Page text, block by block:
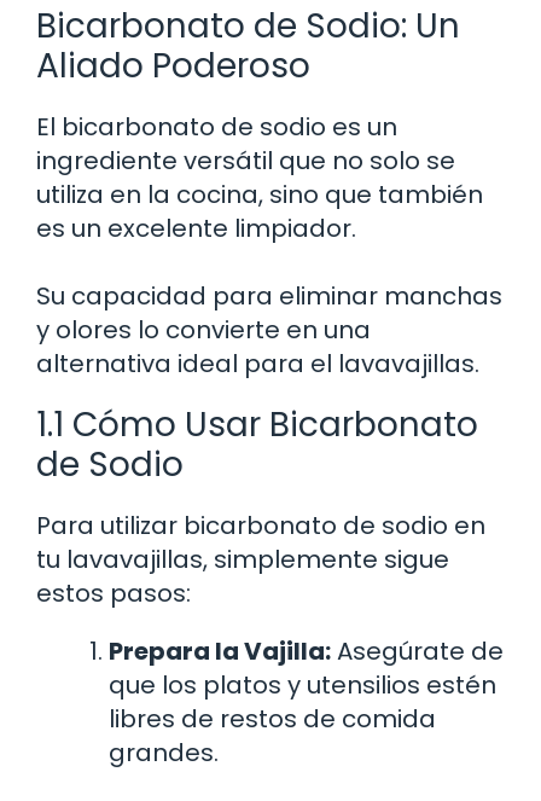
Bicarbonato de Sodio: Un
Aliado Poderoso
El bicarbonato de sodio es un
ingrediente versátil que no solo se
utiliza en la cocina, sino que también
es un excelente limpiador.
Su capacidad para eliminar manchas
y olores lo convierte en una
alternativa ideal para el lavavajillas.
1.1 Cómo Usar Bicarbonato
de Sodio
Para utilizar bicarbonato de sodio en
tu lavavajillas, simplemente sigue
estos pasos:
Prepara la Vajilla:Asegúrate de
que los platos y utensilios estén
libres de restos de comida
grandes.